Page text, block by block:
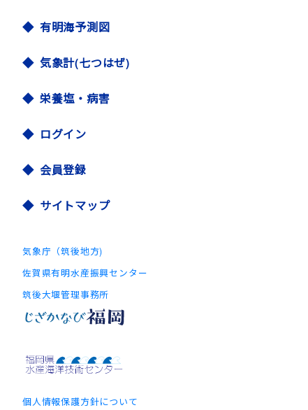
有明海予測図
気象計(七つはぜ)
栄養塩・病害
ログイン
会員登録
サイトマップ
気象庁（筑後地方)
佐賀県有明水産振興センター
筑後大堰管理事務所
個人情報保護方針について